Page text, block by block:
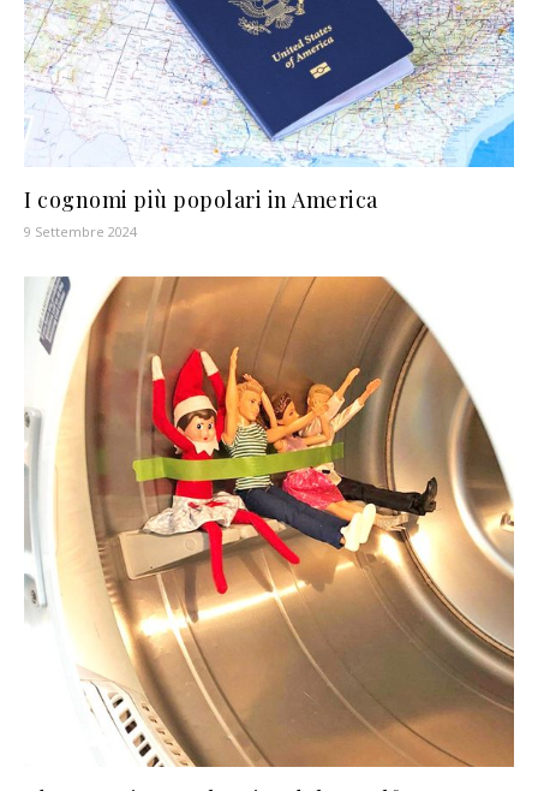
I cognomi più popolari in America
9 Settembre 2024